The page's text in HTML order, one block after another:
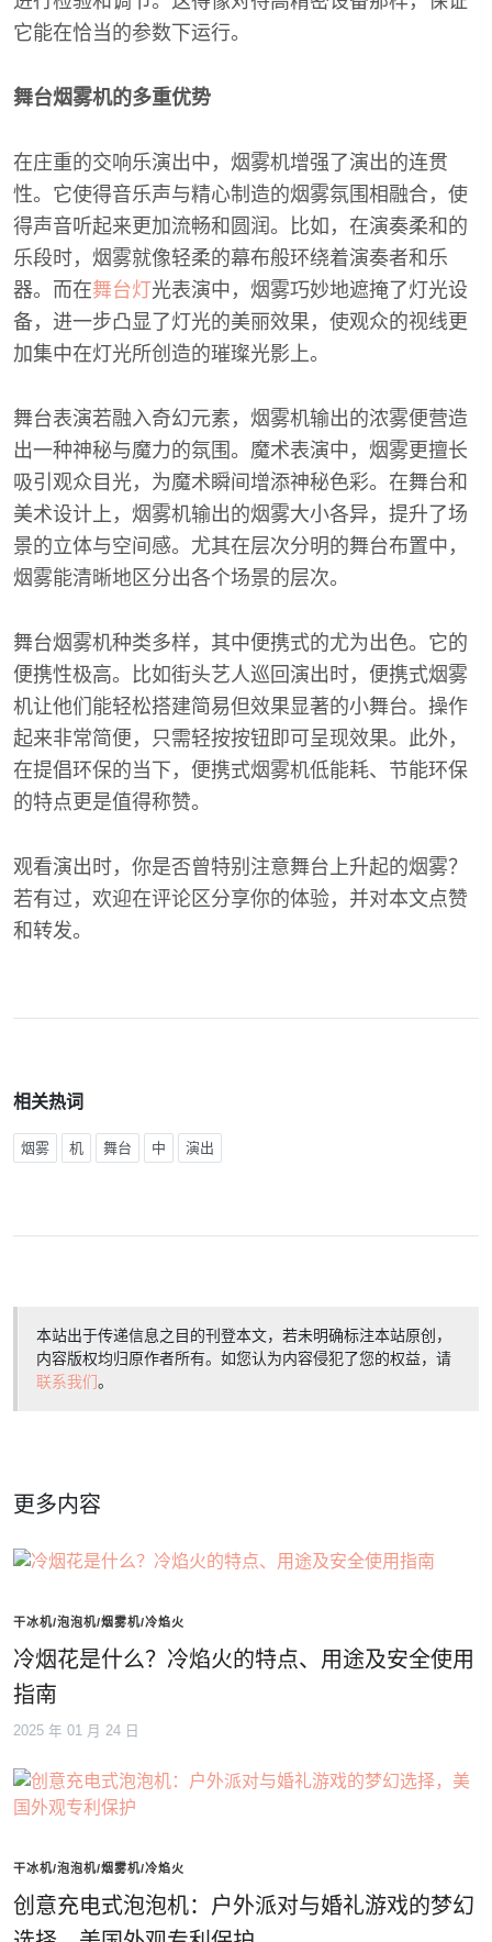
它能在恰当的参数下运行。
舞台烟雾机的多重优势
在庄重的交响乐演出中，烟雾机增强了演出的连贯
性。它使得音乐声与精心制造的烟雾氛围相融合，使
得声音听起来更加流畅和圆润。比如，在演奏柔和的
乐段时，烟雾就像轻柔的幕布般环绕着演奏者和乐
器。而在舞台灯光表演中，烟雾巧妙地遮掩了灯光设
备，进一步凸显了灯光的美丽效果，使观众的视线更
加集中在灯光所创造的璀璨光影上。
舞台表演若融入奇幻元素，烟雾机输出的浓雾便营造
出一种神秘与魔力的氛围。魔术表演中，烟雾更擅长
吸引观众目光，为魔术瞬间增添神秘色彩。在舞台和
美术设计上，烟雾机输出的烟雾大小各异，提升了场
景的立体与空间感。尤其在层次分明的舞台布置中，
烟雾能清晰地区分出各个场景的层次。
舞台烟雾机种类多样，其中便携式的尤为出色。它的
便携性极高。比如街头艺人巡回演出时，便携式烟雾
机让他们能轻松搭建简易但效果显著的小舞台。操作
起来非常简便，只需轻按按钮即可呈现效果。此外，
在提倡环保的当下，便携式烟雾机低能耗、节能环保
的特点更是值得称赞。
观看演出时，你是否曾特别注意舞台上升起的烟雾？
若有过，欢迎在评论区分享你的体验，并对本文点赞
和转发。
相关热词
烟雾 机 舞台 中 演出
本站出于传递信息之目的刊登本文，若未明确标注本站原创，
内容版权均归原作者所有。如您认为内容侵犯了您的权益，请
联系我们。
更多内容
干冰机/泡泡机/烟雾机/冷焰火
冷烟花是什么？冷焰火的特点、用途及安全使用
指南
2025 年 01 月 24 日
干冰机/泡泡机/烟雾机/冷焰火
创意充电式泡泡机：户外派对与婚礼游戏的梦幻